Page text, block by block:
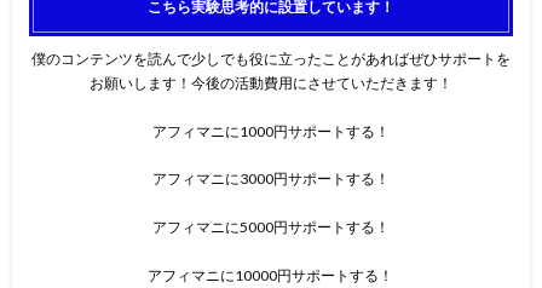
こちら実験思考的に設置しています！
僕のコンテンツを読んで少しでも役に立ったことがあればぜひサポートを
お願いします！今後の活動費用にさせていただきます！
アフィマニに1000円サポートする！
アフィマニに3000円サポートする！
アフィマニに5000円サポートする！
アフィマニに10000円サポートする！